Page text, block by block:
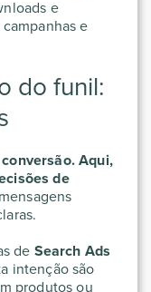
e
e
do funil:
Aqui,
de
de Search Ads
intenção são
produtos ou